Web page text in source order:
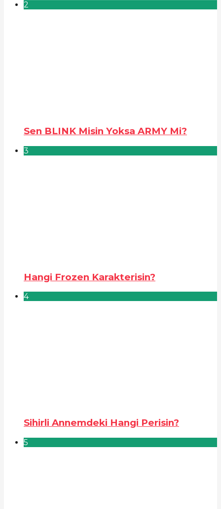
2
Sen BLINK Misin Yoksa ARMY Mi?
3
Hangi Frozen Karakterisin?
4
Sihirli Annemdeki Hangi Perisin?
5